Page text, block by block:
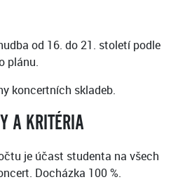
od 16. do 21. století podle
plánu.
koncertních skladeb.
A KRITÉRIA
je účast studenta na všech
Docházka 100 %.